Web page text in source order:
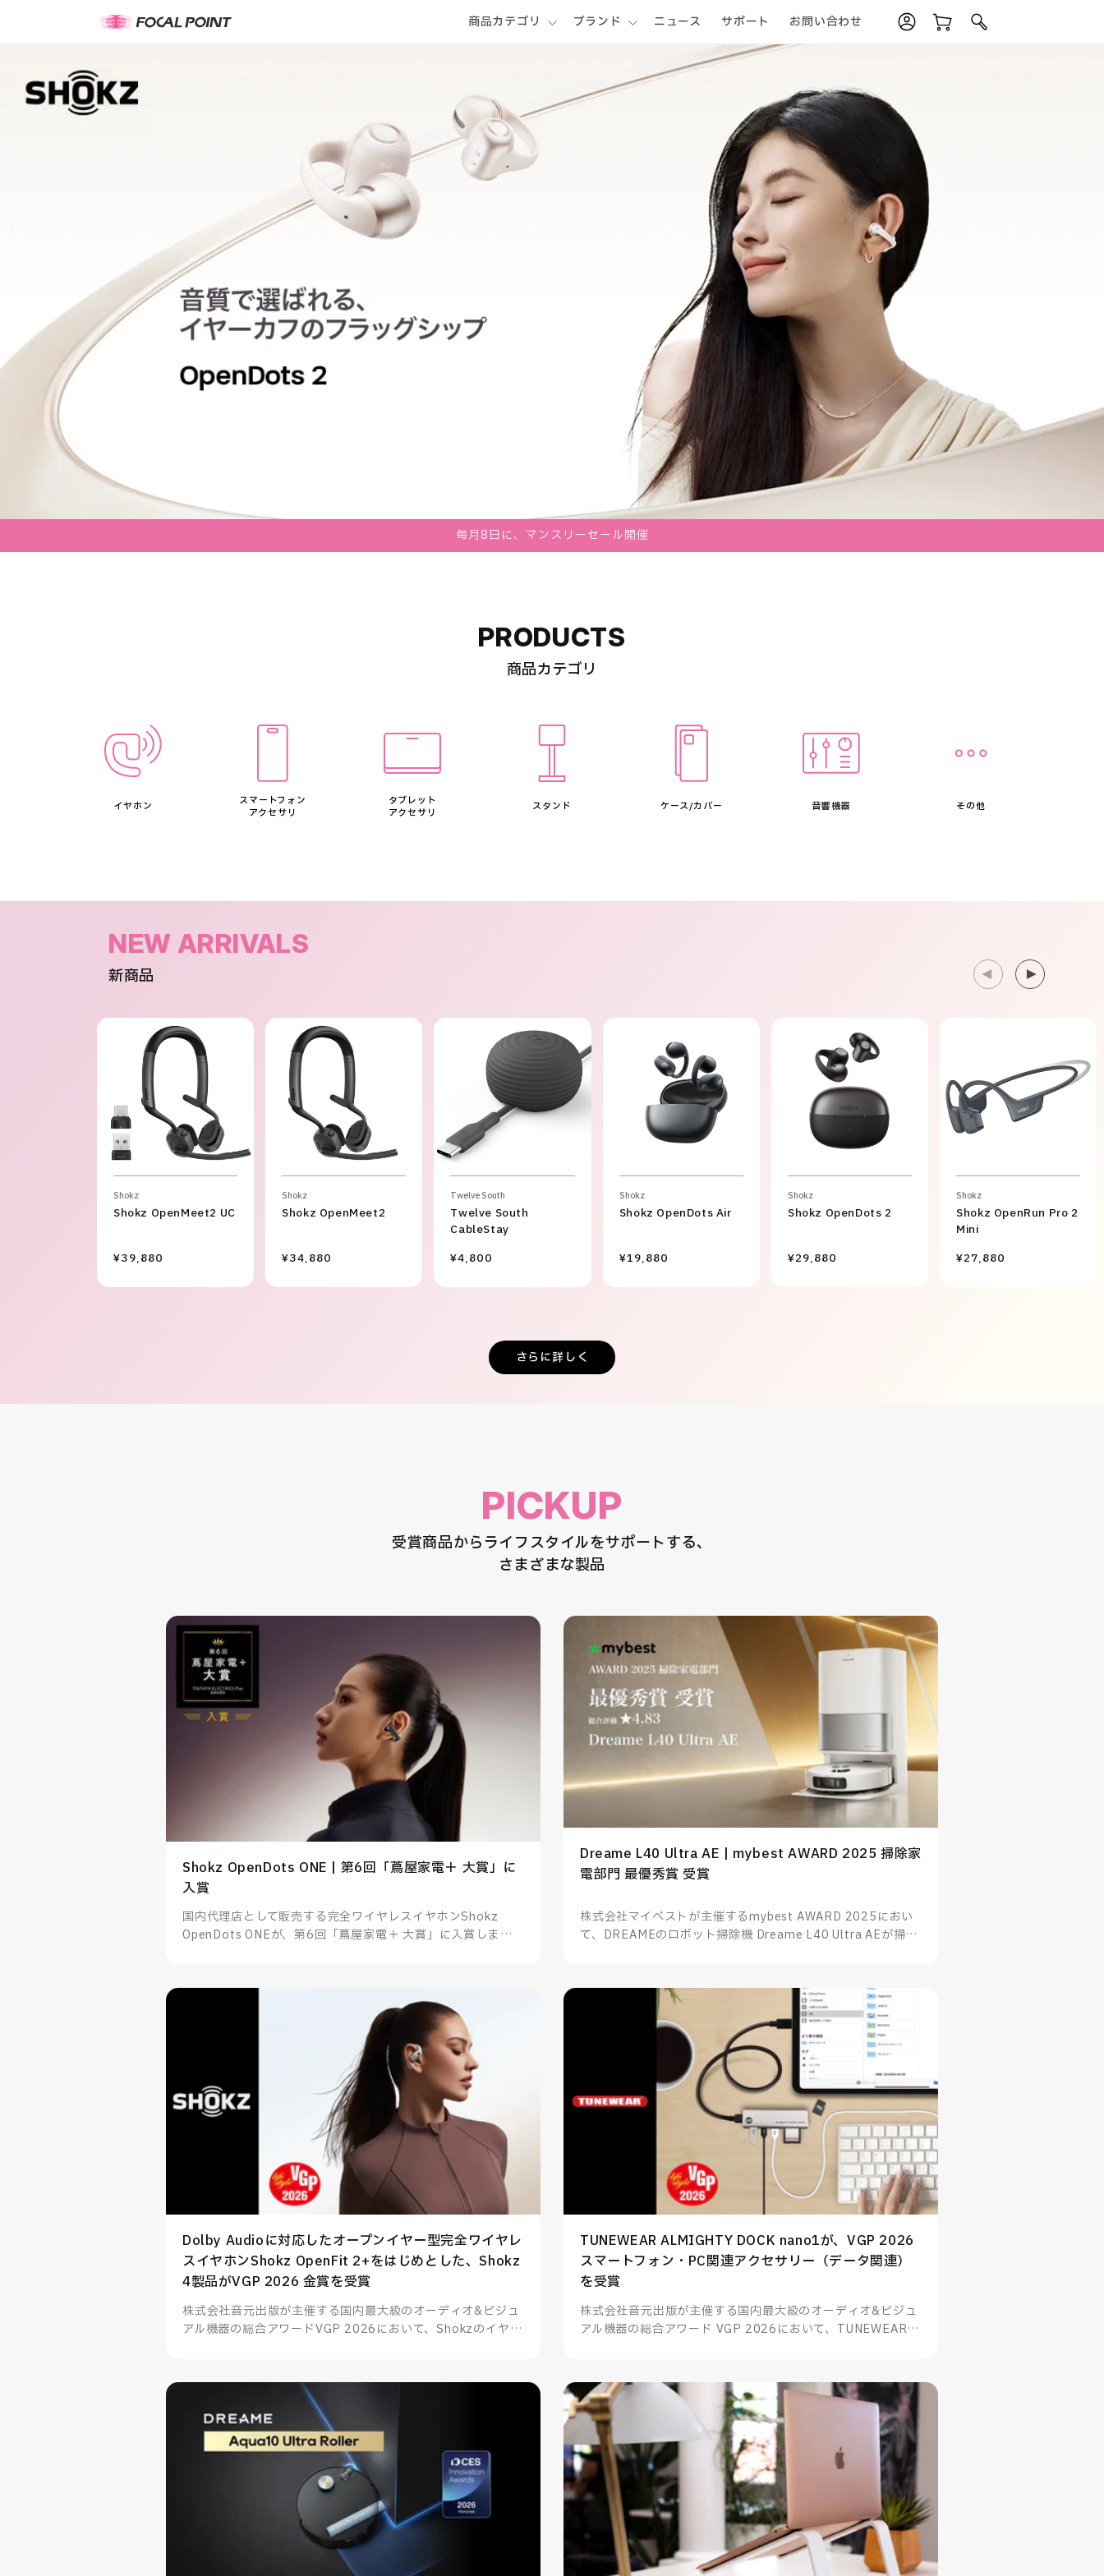
商品カテゴリ ブランド ニュース サポート お問い合わせ
毎月8日に、マンスリーセール開催
PRODUCTS
商品カテゴリ
イヤホン
スマートフォン
アクセサリ
タブレット
アクセサリ
スタンド ケース/カバー 音響機器 その他
NEW ARRIVALS
新商品
Shokz
Shokz OpenMeet2 UC
¥39,880
Shokz
Shokz OpenMeet2
¥34,880
Twelve South
Twelve South
CableStay
¥4,800
Shokz
Shokz OpenDots Air
¥19,880
Shokz
Shokz OpenDots 2
¥29,880
Shokz
Shokz OpenRun Pro 2
Mini
¥27,880
さらに詳しく
PICKUP
受賞商品からライフスタイルをサポートする、
さまざまな製品
Shokz OpenDots ONE | 第6回「蔦屋家電＋ 大賞」に
入賞
国内代理店として販売する完全ワイヤレスイヤホンShokz
OpenDots ONEが、第6回「蔦屋家電＋ 大賞」に入賞しまし
Dreame L40 Ultra AE | mybest AWARD 2025 掃除家
電部門 最優秀賞 受賞
株式会社マイベストが主催するmybest AWARD 2025におい
て、DREAMEのロボット掃除機 Dreame L40 Ultra AEが掃除
Dolby Audioに対応したオープンイヤー型完全ワイヤレ
スイヤホンShokz OpenFit 2+をはじめとした、Shokz
4製品がVGP 2026 金賞を受賞
株式会社音元出版が主催する国内最大級のオーディオ&ビジュ
アル機器の総合アワードVGP 2026において、Shokzのイヤー
TUNEWEAR ALMIGHTY DOCK nano1が、VGP 2026
スマートフォン・PC関連アクセサリー（データ関連）
を受賞
株式会社音元出版が主催する国内最大級のオーディオ&ビジュ
アル機器の総合アワード VGP 2026において、TUNEWEARの